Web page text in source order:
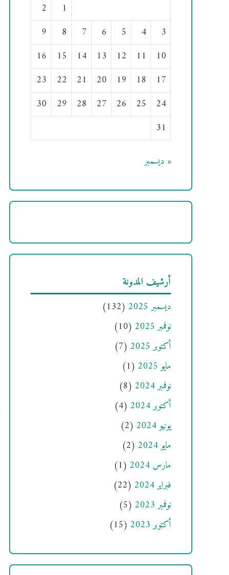
1
2
3
4
5
6
7
8
9
10
11
12
13
14
15
16
17
18
19
20
21
22
23
24
25
26
27
28
29
30
31
« ديسمبر
أرشيف المدونة
ديسمبر 2025
(132)
نوفمبر 2025
(10)
أكتوبر 2025
(7)
مايو 2025
(1)
نوفمبر 2024
(8)
أكتوبر 2024
(4)
يونيو 2024
(2)
مايو 2024
(2)
مارس 2024
(1)
فبراير 2024
(22)
نوفمبر 2023
(5)
أكتوبر 2023
(15)